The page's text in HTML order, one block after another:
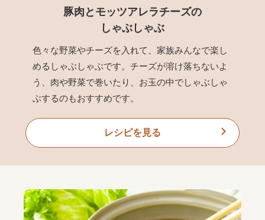
豚肉とモッツアレラチーズの
しゃぶしゃぶ
色々な野菜やチーズを入れて、家族みんなで楽し
めるしゃぶしゃぶです。チーズが溶け落ちないよ
う、肉や野菜で巻いたり、お玉の中でしゃぶしゃ
ぶするのもおすすめです。
レシピを見る